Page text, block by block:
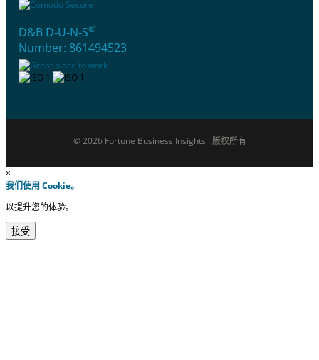
D&B D-U-N-S®
Number: 861494523
© 2026 Fortune Business Insights . 版权所有
×
我们使用 Cookie。
以提升您的体验。
接受